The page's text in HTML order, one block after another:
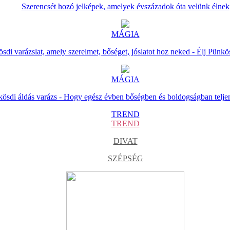
Szerencsét hozó jelképek, amelyek évszázadok óta velünk élnek
MÁGIA
varázslat, amely szerelmet, bőséget, jóslatot hoz neked - Élj
MÁGIA
áldás varázs - Hogy egész évben bőségben és boldogságban
TREND
TREND
DIVAT
SZÉPSÉG